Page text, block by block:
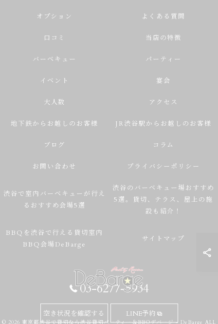
03-6277-5934
空き状況を確認する LINE予約
オプション よくある質問
口コミ 当店の特徴
バーベキュー パーティー
イベント 宴会
大人数 アクセス
地下鉄からお越しのお客様 JR渋谷駅からお越しのお客様
ブログ コラム
お問い合わせ プライバシーポリシー
渋谷で室内バーベキューが行え
るおすすめ会場5選
渋谷のバーベキュー場おすすめ
5選。貸切、テラス、屋上の施
設も紹介！
BBQを渋谷で行える貸切室内
BBQ会場DeBarge
サイトマップ
© 2026 東京都渋谷で貸切なら渋谷貸切パーティー＆BBQデバージ - DeBarge ALL